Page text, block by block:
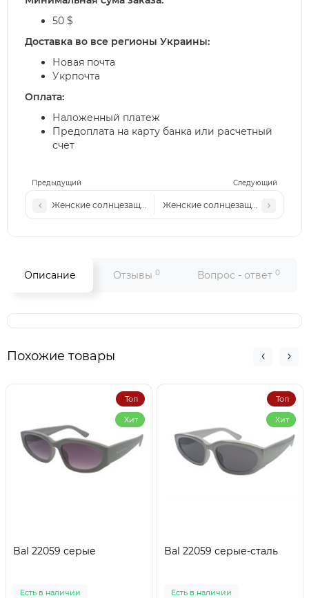
Предыдущий Следующий
Женские солнцезащитные очки Pr 2501 c6 светлая сталь-
Женские солнцезащитные очки
50 $
Доставка во все регионы Украины:
Новая почта
Укрпочта
Оплата:
Наложенный платеж
Предоплата на карту банка или расчетный
счет
Описание Отзывы 0 Вопрос - ответ 0
Похожие товары
Топ
Хит
Bal 22059 серые
Есть в наличии
Топ
Хит
Bal 22059 серые-сталь
Есть в наличии